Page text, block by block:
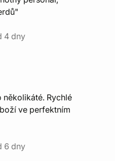
4 dny
několikáté. Rychlé
ve perfektním
6 dny